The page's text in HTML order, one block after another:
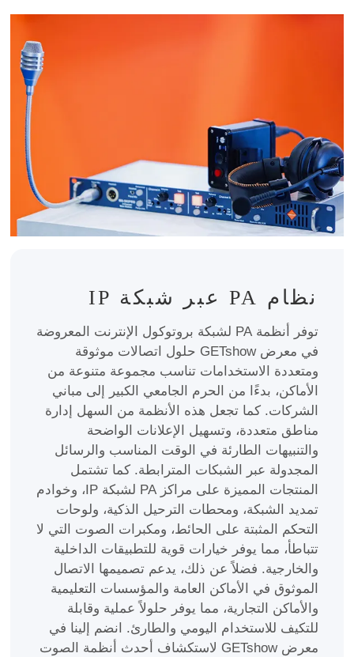
نظام PA عبر شبكة IP
توفر أنظمة PA لشبكة بروتوكول الإنترنت المعروضة
في معرض GETshow حلول اتصالات موثوقة
ومتعددة الاستخدامات تناسب مجموعة متنوعة من
الأماكن، بدءًا من الحرم الجامعي الكبير إلى مباني
الشركات. كما تجعل هذه الأنظمة من السهل إدارة
مناطق متعددة، وتسهيل الإعلانات الواضحة
والتنبيهات الطارئة في الوقت المناسب والرسائل
المجدولة عبر الشبكات المترابطة. كما تشتمل
المنتجات المميزة على مراكز PA لشبكة IP، وخوادم
تمديد الشبكة، ومحطات الترحيل الذكية، ولوحات
التحكم المثبتة على الحائط، ومكبرات الصوت التي لا
تتباطأ، مما يوفر خيارات قوية للتطبيقات الداخلية
والخارجية. فضلاً عن ذلك، يدعم تصميمها الاتصال
الموثوق في الأماكن العامة والمؤسسات التعليمية
والأماكن التجارية، مما يوفر حلولاً عملية وقابلة
للتكيف للاستخدام اليومي والطارئ. انضم إلينا في
معرض GETshow لاستكشاف أحدث أنظمة الصوت